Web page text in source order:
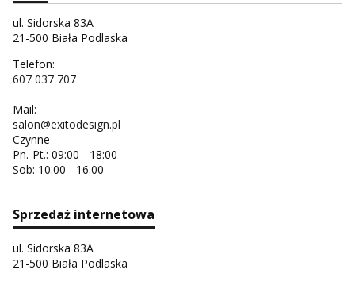
ul. Sidorska 83A
21-500 Biała Podlaska
Telefon:
607 037 707
Mail:
salon@exitodesign.pl
Czynne
Pn.-Pt.: 09:00 - 18:00
Sob: 10.00 - 16.00
Sprzedaż internetowa
ul. Sidorska 83A
21-500 Biała Podlaska